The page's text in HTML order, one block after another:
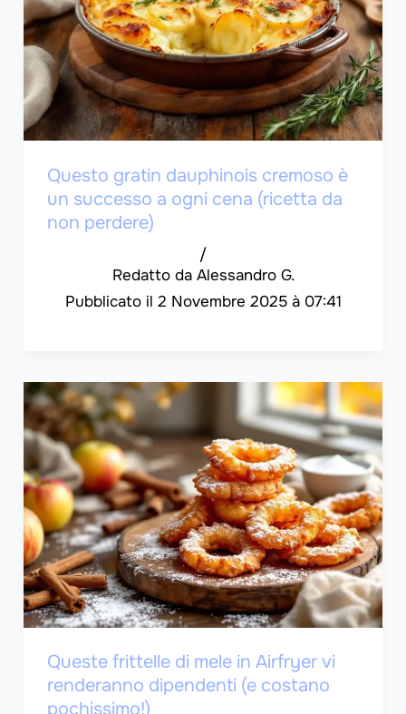
Questo gratin dauphinois cremoso è
un successo a ogni cena (ricetta da
non perdere)
Alessandro G.
/
2 Novembre 2025 à 07:41
Queste frittelle di mele in Airfryer vi
renderanno dipendenti (e costano
pochissimo!)